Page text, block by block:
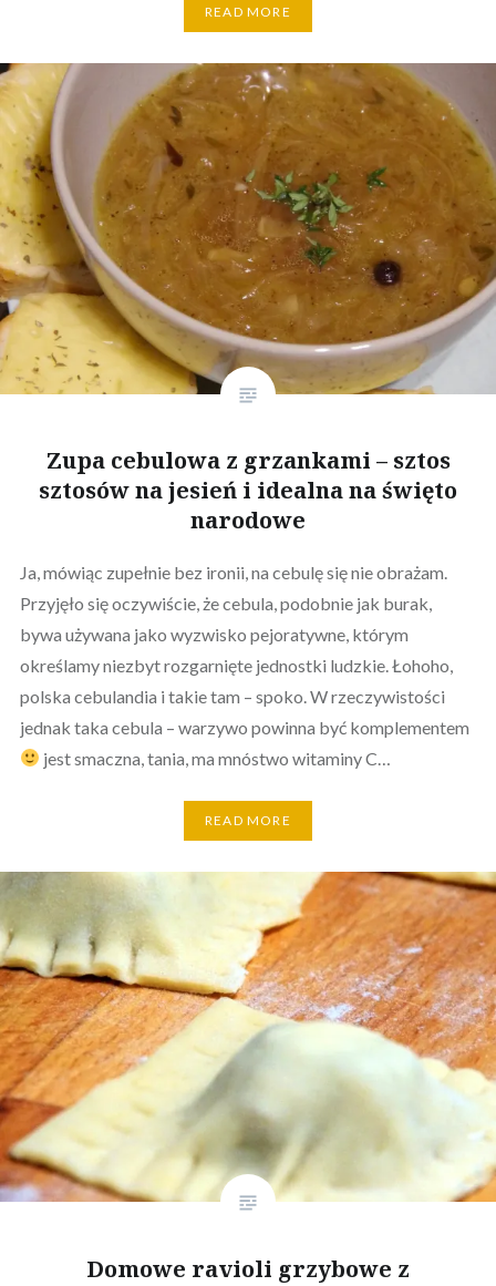
READ MORE
Zupa cebulowa z grzankami – sztos
sztosów na jesień i idealna na święto
narodowe
Ja, mówiąc zupełnie bez ironii, na cebulę się nie obrażam.
Przyjęło się oczywiście, że cebula, podobnie jak burak,
bywa używana jako wyzwisko pejoratywne, którym
określamy niezbyt rozgarnięte jednostki ludzkie. Łohoho,
polska cebulandia i takie tam – spoko. W rzeczywistości
jednak taka cebula – warzywo powinna być komplementem
jest smaczna, tania, ma mnóstwo witaminy C…
READ MORE
Domowe ravioli grzybowe z